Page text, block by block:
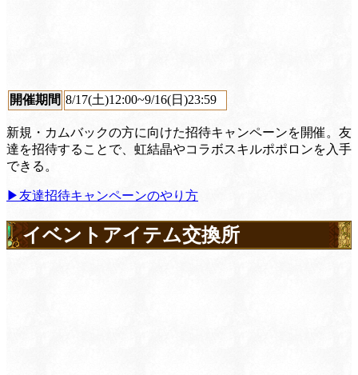
開催期間 8/17(土)12:00~9/16(日)23:59
新規・カムバックの方に向けた招待キャンペーンを開催。友
達を招待することで、虹結晶やコラボスキルポポロンを入手
できる。
▶︎友達招待キャンペーンのやり方
イベントアイテム交換所